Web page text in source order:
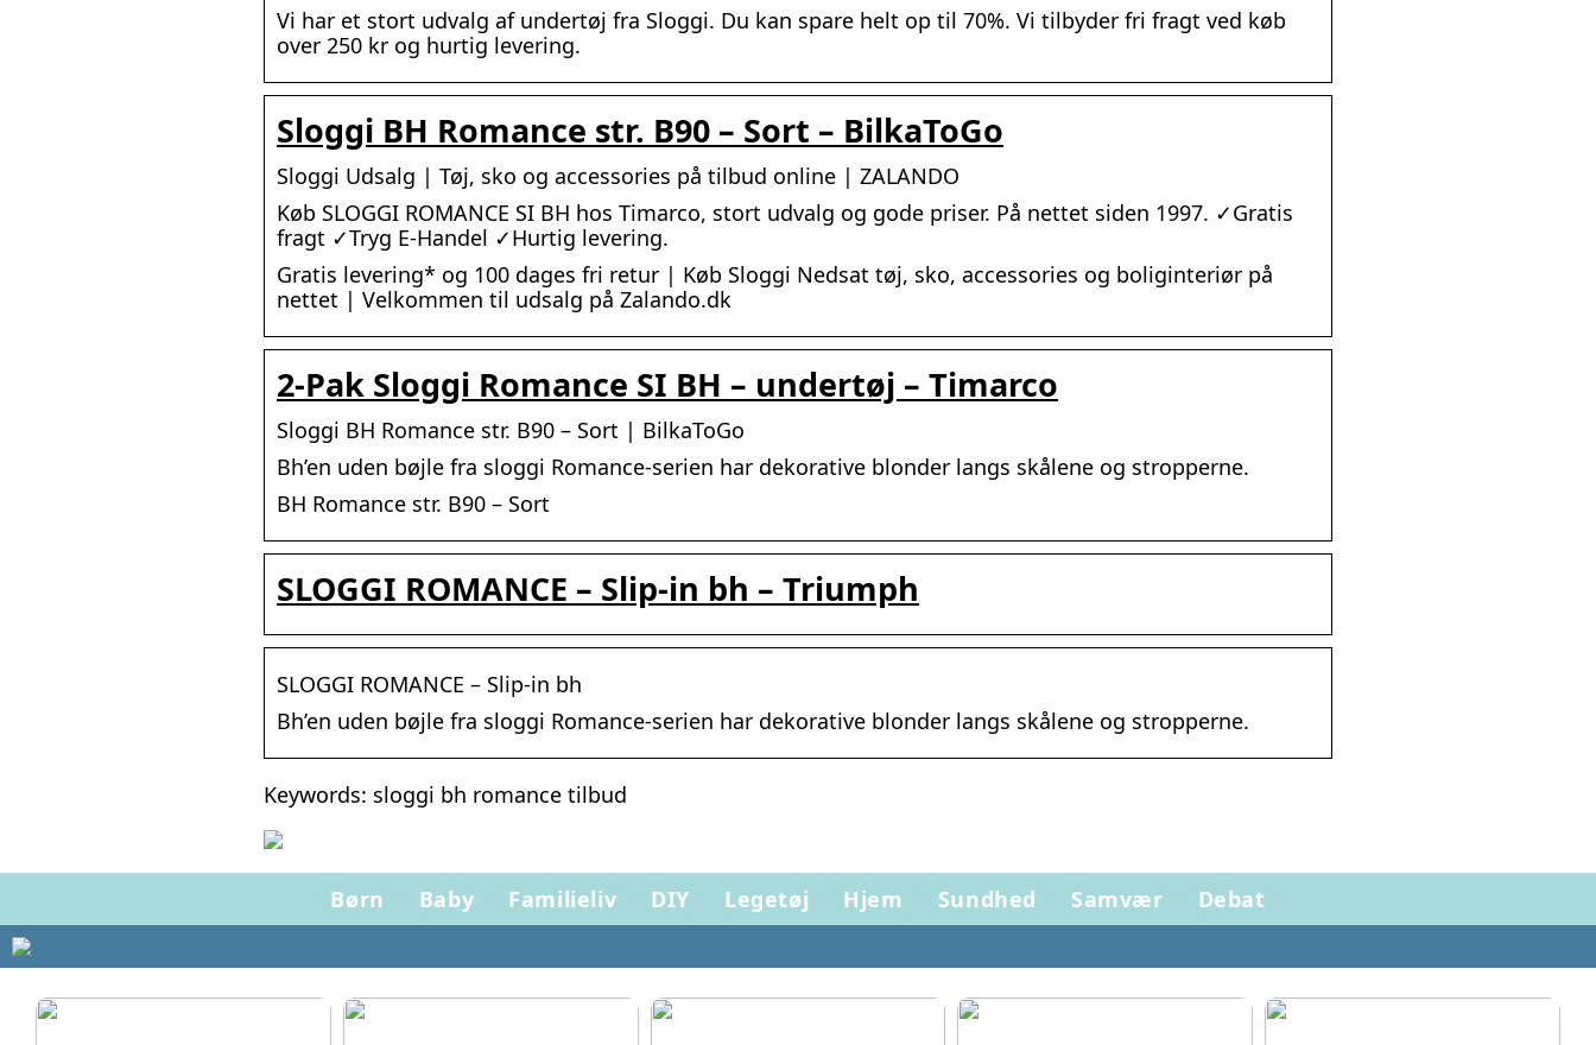
Vi har et stort udvalg af undertøj fra Sloggi. Du kan spare helt op til 70%. Vi tilbyder fri fragt ved køb
over 250 kr og hurtig levering.
Sloggi BH Romance str. B90 – Sort – BilkaToGo
Sloggi Udsalg | Tøj, sko og accessories på tilbud online | ZALANDO
Køb SLOGGI ROMANCE SI BH hos Timarco, stort udvalg og gode priser. På nettet siden 1997. ✓Gratis
fragt ✓Tryg E-Handel ✓Hurtig levering.
Gratis levering* og 100 dages fri retur | Køb Sloggi Nedsat tøj, sko, accessories og boliginteriør på
nettet | Velkommen til udsalg på Zalando.dk
2-Pak Sloggi Romance SI BH – undertøj – Timarco
Sloggi BH Romance str. B90 – Sort | BilkaToGo
Bh’en uden bøjle fra sloggi Romance-serien har dekorative blonder langs skålene og stropperne.
BH Romance str. B90 – Sort
SLOGGI ROMANCE – Slip-in bh – Triumph
SLOGGI ROMANCE – Slip-in bh
Bh’en uden bøjle fra sloggi Romance-serien har dekorative blonder langs skålene og stropperne.
Keywords: sloggi bh romance tilbud
Børn Baby Familieliv DIY Legetøj Hjem Sundhed Samvær Debat